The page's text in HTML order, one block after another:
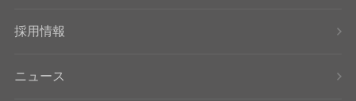
採用情報
ニュース